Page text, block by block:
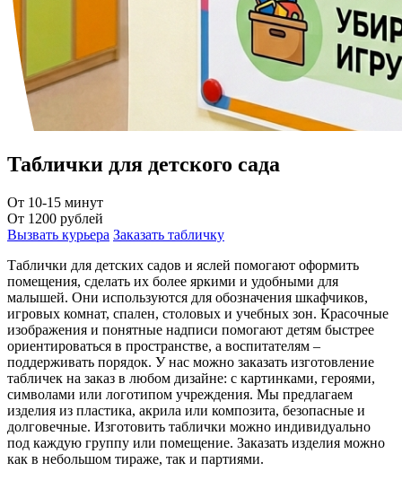
Таблички для детского сада
От 10-15 минут
От 1200 рублей
Вызвать курьера Заказать табличку
Таблички для детских садов и яслей помогают оформить
помещения, сделать их более яркими и удобными для
малышей. Они используются для обозначения шкафчиков,
игровых комнат, спален, столовых и учебных зон. Красочные
изображения и понятные надписи помогают детям быстрее
ориентироваться в пространстве, а воспитателям –
поддерживать порядок. У нас можно заказать изготовление
табличек на заказ в любом дизайне: с картинками, героями,
символами или логотипом учреждения. Мы предлагаем
изделия из пластика, акрила или композита, безопасные и
долговечные. Изготовить таблички можно индивидуально
под каждую группу или помещение. Заказать изделия можно
как в небольшом тираже, так и партиями.